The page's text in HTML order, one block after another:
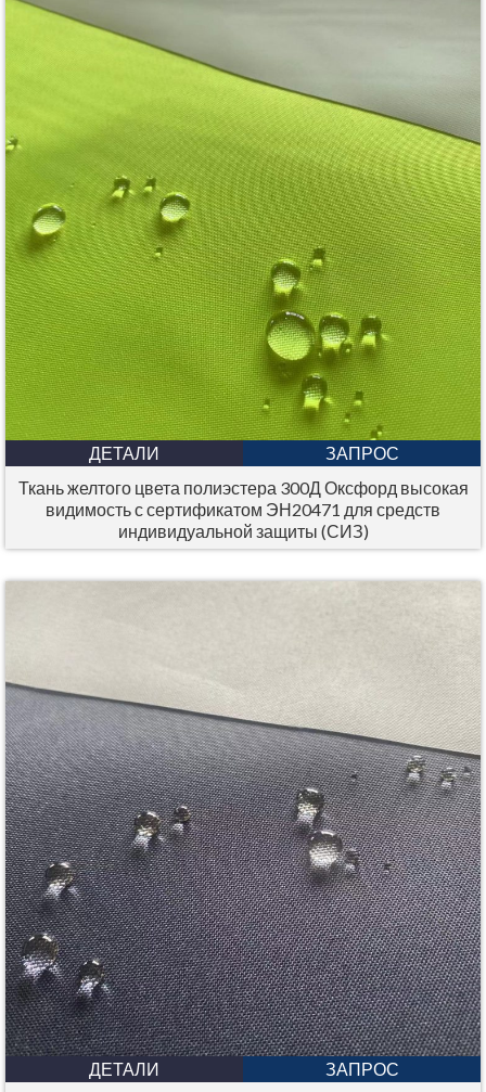
ДЕТАЛИ
ЗАПРОС
Ткань желтого цвета полиэстера 300Д Оксфорд высокая
видимость с сертификатом ЭН20471 для средств
индивидуальной защиты (СИЗ)
ДЕТАЛИ
ЗАПРОС